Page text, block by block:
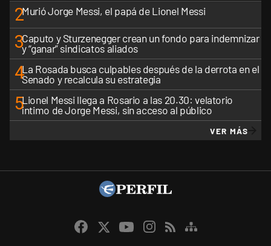
2Murió Jorge Messi, el papá de Lionel Messi
3Caputo y Sturzenegger crean un fondo para indemnizar
y “ganar” sindicatos aliados
4La Rosada busca culpables después de la derrota en el
Senado y recalcula su estrategia
5Lionel Messi llega a Rosario a las 20.30: velatorio
íntimo de Jorge Messi, sin acceso al público
VER MÁS